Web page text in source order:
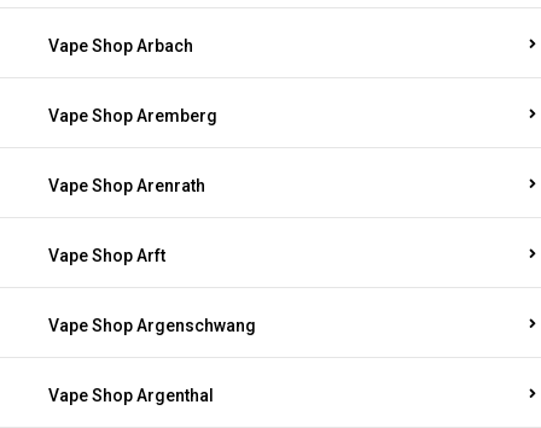
Vape Shop Arbach
Vape Shop Aremberg
Vape Shop Arenrath
Vape Shop Arft
Vape Shop Argenschwang
Vape Shop Argenthal